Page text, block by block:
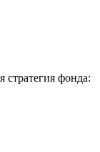
фонда: